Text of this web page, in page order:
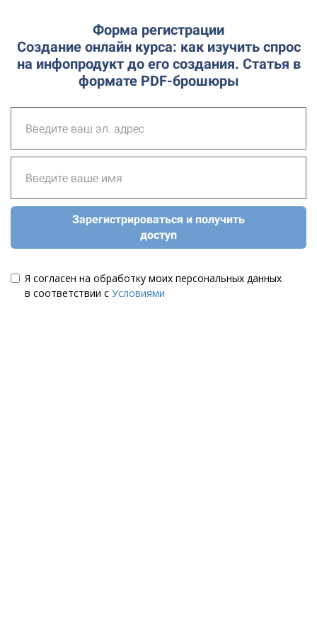
Форма регистрации
Создание онлайн курса: как изучить спрос
на инфопродукт до его создания. Статья в
формате PDF-брошюры
Зарегистрироваться и получить
доступ
Я согласен на обработку моих персональных данных
в соответствии с Условиями